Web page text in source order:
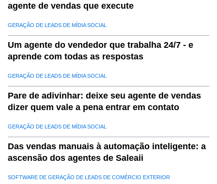
21. Conclusão: Construindo cadeias de suprimentos mais
agente de vendas que execute
GERAÇÃO DE LEADS DE MÍDIA SOCIAL
Um agente do vendedor que trabalha 24/7 - e
aprende com todas as respostas
GERAÇÃO DE LEADS DE MÍDIA SOCIAL
Pare de adivinhar: deixe seu agente de vendas
dizer quem vale a pena entrar em contato
GERAÇÃO DE LEADS DE MÍDIA SOCIAL
Das vendas manuais à automação inteligente: a
ascensão dos agentes de Saleaii
SOFTWARE DE GERAÇÃO DE LEADS DE COMÉRCIO EXTERIOR